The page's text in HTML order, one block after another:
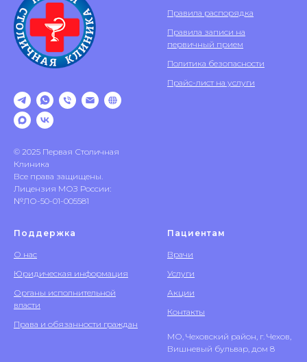
© 2025 Первая Столичная
Клиника
Все права защищены.
Лицензия МОЗ России:
№ЛО-50-01-005581
Правила распорядка
Правила записи на
первичный прием
Политика безопасности
Прайс-лист на услуги
Поддержка
О нас
Юридическая информация
Органы исполнительной
власти
Права и обязанности граждан
Пациентам
Врачи
Услуги
Акции
Контакты
МО, Чеховский район, г. Чехов,
Вишневый бульвар, дом 8